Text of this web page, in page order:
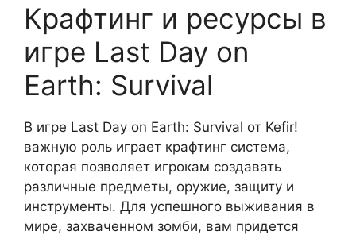
Крафтинг и ресурсы в
игре Last Day on
Earth: Survival
В игре Last Day on Earth: Survival от Kefir!
важную роль играет крафтинг система,
которая позволяет игрокам создавать
различные предметы, оружие, защиту и
инструменты. Для успешного выживания в
мире, захваченном зомби, вам придется